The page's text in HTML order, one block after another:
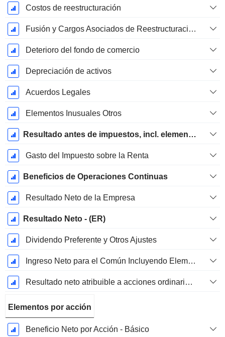
Costos de reestructuración
Fusión y Cargos Asociados de Reestructuración
Deterioro del fondo de comercio
Depreciación de activos
Acuerdos Legales
Elementos Inusuales Otros
Resultado antes de impuestos, incl. elementos inusuales
Gasto del Impuesto sobre la Renta
Beneficios de Operaciones Continuas
Resultado Neto de la Empresa
Resultado Neto - (ER)
Dividendo Preferente y Otros Ajustes
Ingreso Neto para el Común Incluyendo Elementos Extraordinarios
Resultado neto atribuible a acciones ordinarias excl. elementos extraordinarios
Elementos por acción
Beneficio Neto por Acción - Básico